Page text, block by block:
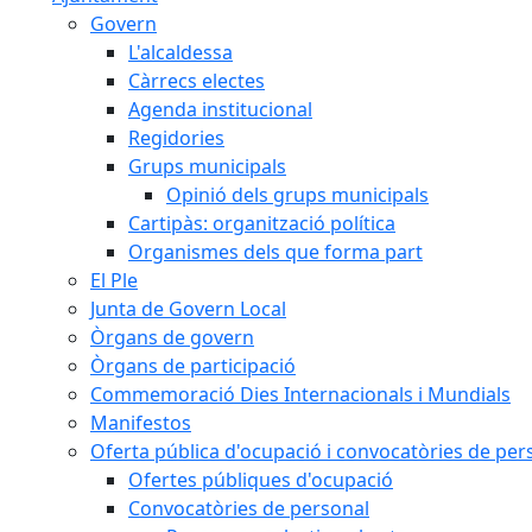
Govern
L'alcaldessa
Càrrecs electes
Agenda institucional
Regidories
Grups municipals
Opinió dels grups municipals
Cartipàs: organització política
Organismes dels que forma part
El Ple
Junta de Govern Local
Òrgans de govern
Òrgans de participació
Commemoració Dies Internacionals i Mundials
Manifestos
Oferta pública d'ocupació i convocatòries de
Ofertes públiques d'ocupació
Convocatòries de personal